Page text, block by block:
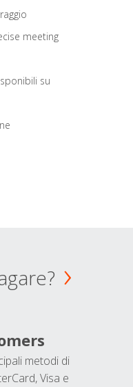
meeting
su
metodi di
Visa e